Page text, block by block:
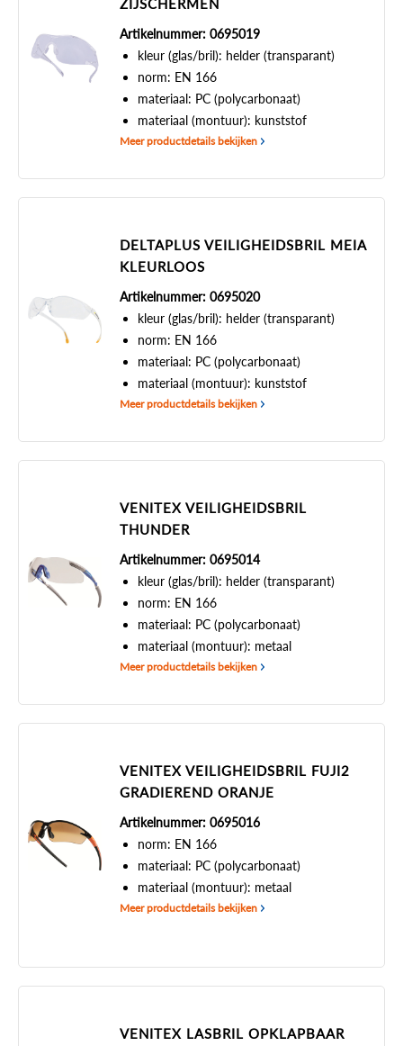
ZIJSCHERMEN
Artikelnummer: 0695019
kleur (glas/bril): helder (transparant)
norm: EN 166
materiaal: PC (polycarbonaat)
materiaal (montuur): kunststof
Meer productdetails bekijken
DELTAPLUS VEILIGHEIDSBRIL MEIA
KLEURLOOS
Artikelnummer: 0695020
kleur (glas/bril): helder (transparant)
norm: EN 166
materiaal: PC (polycarbonaat)
materiaal (montuur): kunststof
Meer productdetails bekijken
VENITEX VEILIGHEIDSBRIL
THUNDER
Artikelnummer: 0695014
kleur (glas/bril): helder (transparant)
norm: EN 166
materiaal: PC (polycarbonaat)
materiaal (montuur): metaal
Meer productdetails bekijken
VENITEX VEILIGHEIDSBRIL FUJI2
GRADIEREND ORANJE
Artikelnummer: 0695016
norm: EN 166
materiaal: PC (polycarbonaat)
materiaal (montuur): metaal
Meer productdetails bekijken
VENITEX LASBRIL OPKLAPBAAR